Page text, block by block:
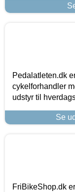
Pedalatleten.dk
cykelforhandler
udstyr til
Se
FriBikeShop.dk